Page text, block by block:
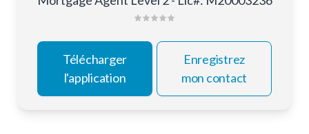
Télécharger
l'application
Enregistrez
mon contact